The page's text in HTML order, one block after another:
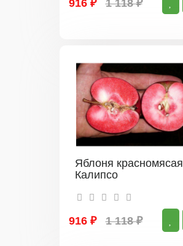
916 ₽ 1 118 ₽
Яблоня красномясая
Калипсо
916 ₽ 1 118 ₽